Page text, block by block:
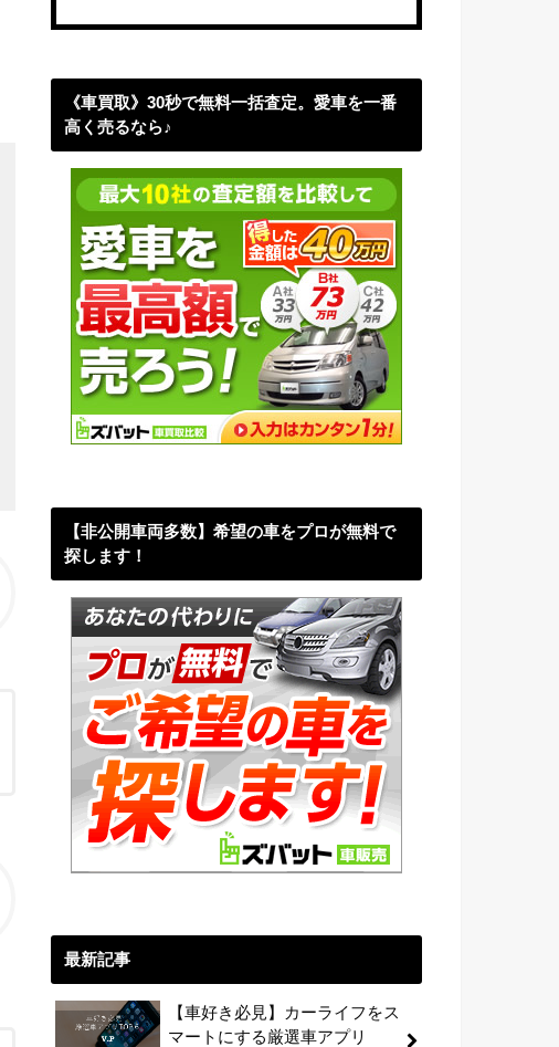
《車買取》30秒で無料一括査定。愛車を一番
高く売るなら♪
【非公開車両多数】希望の車をプロが無料で
探します！
最新記事
【車好き必見】カーライフをス
マートにする厳選車アプリ